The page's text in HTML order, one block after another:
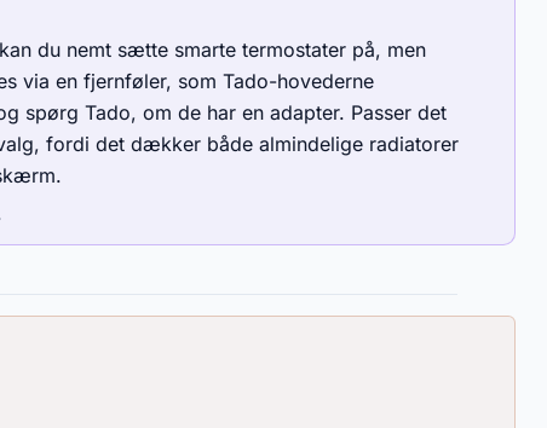
du nemt sætte smarte termostater på, men
via en fjernføler, som Tado-hovederne
spørg Tado, om de har en adapter. Passer det
fordi det dækker både almindelige radiatorer